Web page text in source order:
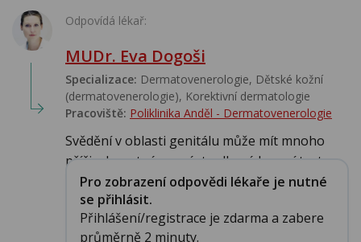
Odpovídá lékař:
MUDr. Eva Dogoši
Specializace: Dermatovenerologie, Dětské kožní
(dermatovenerologie), Korektivní dermatologie
Pracoviště: Poliklinika Anděl - Dermatovenerologie
Svědění v oblasti genitálu může mít mnoho
příčin. Je nutné provést celkové krevní test...
Pro zobrazení odpovědi lékaře je nutné
se přihlásit.
Přihlášení/registrace je zdarma a zabere
průměrně 2 minuty.